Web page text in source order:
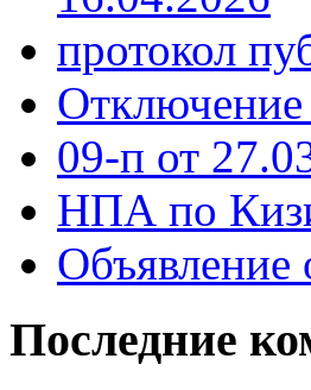
протокол
Отключение
09-п от
НПА по
Последние